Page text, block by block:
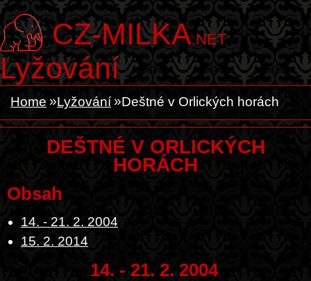
CZ-MILKA.NET
Lyžování
Home Lyžování Deštné v Orlických horách
DEŠTNÉ V ORLICKÝCH
HORÁCH
Obsah
14. - 21. 2. 2004
15. 2. 2014
14. - 21. 2. 2004